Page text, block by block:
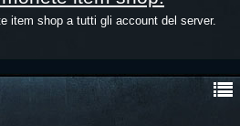
item shop a tutti gli account del server.